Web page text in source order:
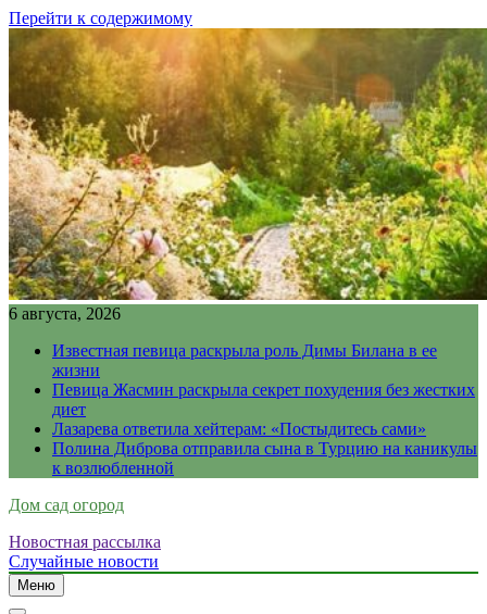
Перейти к содержимому
6 августа, 2026
Известная певица раскрыла роль Димы Билана в ее
жизни
Певица Жасмин раскрыла секрет похудения без жестких
диет
Лазарева ответила хейтерам: «Постыдитесь сами»
Полина Диброва отправила сына в Турцию на каникулы
к возлюбленной
Дом сад огород
Новостная рассылка
Случайные новости
Меню